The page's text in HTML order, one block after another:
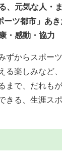
、元気な人・
ーツ都市」あ
・感動・協力
ずからスポー
る楽しみなど
まで、だれも
きる、生涯ス